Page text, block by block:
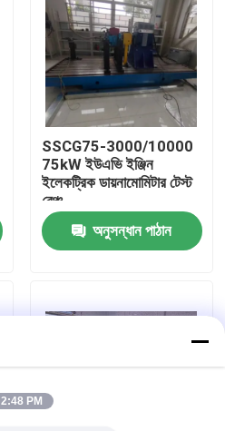
SSCG75-3000/10000
75kW ইউএভি ইঞ্জিন
ইলেকট্রিক ডায়নামোমিটার টেস্ট
বেঞ্চ
অনুসন্ধান পাঠান
2:48 PM